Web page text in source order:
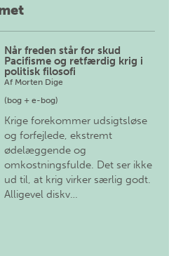
Når freden står for skud
Pacifisme og retfærdig krig i
politisk filosofi
Af Morten Dige
(bog + e-bog)
Krige forekommer udsigtsløse
og forfejlede, ekstremt
ødelæggende og
omkostningsfulde. Det ser ikke
ud til, at krig virker særlig godt.
Alligevel diskv…